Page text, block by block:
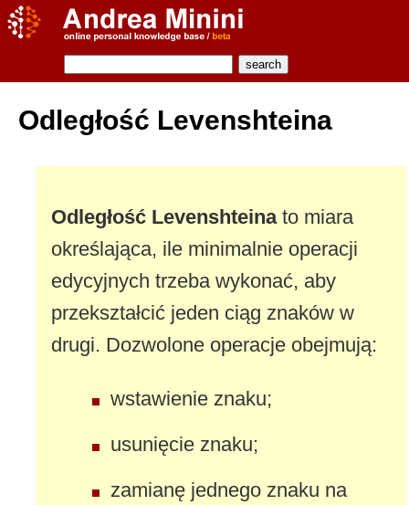
Odległość Levenshteina
Odległość Levenshteinato miara
określająca, ile minimalnie operacji
edycyjnych trzeba wykonać, aby
przekształcić jeden ciąg znaków w
drugi. Dozwolone operacje obejmują:
wstawienie znaku;
usunięcie znaku;
zamianę jednego znaku na